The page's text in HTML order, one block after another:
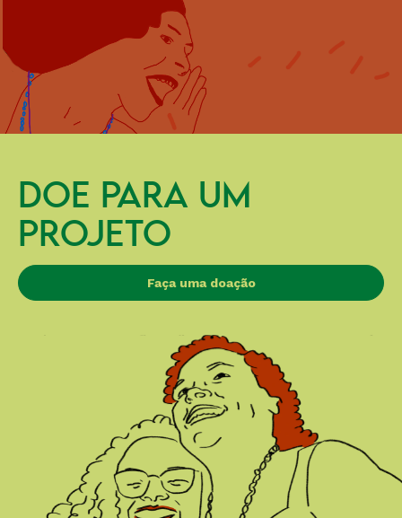
DOE PARA UM
PROJETO
Faça uma doação